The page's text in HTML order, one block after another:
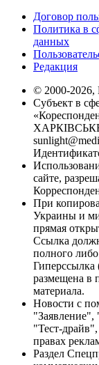
Договор
Политика в
данных
Редакция
© 2000-2026,
Субъект в
ХАРКІВСЬКЕ
сайте,
При
Украины и
прямая
Ссылка
полного
Гиперссылка
размещена в
материала.
Новости с
"Тест-
правах
Раздел